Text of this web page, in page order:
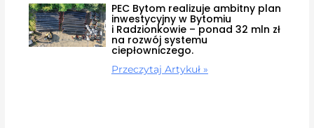
PEC Bytom realizuje ambitny plan
inwestycyjny w Bytomiu
i Radzionkowie – ponad 32 mln zł
na rozwój systemu
ciepłowniczego.
Przeczytaj Artykuł »